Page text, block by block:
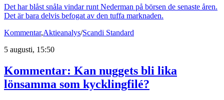
Det har blåst snåla vindar runt Nederman på börsen de senaste åren.
Det är bara delvis befogat av den tuffa marknaden.
Kommentar,Aktieanalys/Scandi Standard
5 augusti, 15:50
Kommentar: Kan nuggets bli lika
lönsamma som kycklingfilé?